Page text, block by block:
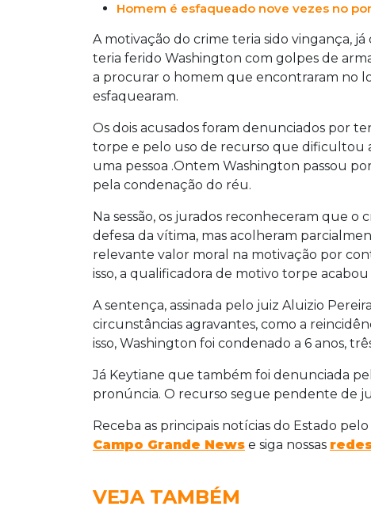
Homem é esfaqueado nove vezes no
A motivação do crime teria sido vingança,
teria ferido Washington com golpes de
a procurar o homem que encontraram no
esfaquearam.
Os dois acusados foram denunciados por
torpe e pelo uso de recurso que dificultou
uma pessoa .Ontem Washington passou
pela condenação do réu.
Na sessão, os jurados reconheceram que
defesa da vítima, mas acolheram
relevante valor moral na motivação por
isso, a qualificadora de motivo torpe
A sentença, assinada pelo juiz Aluizio
circunstâncias agravantes, como a
isso, Washington foi condenado a 6 anos,
Já Keytiane que também foi denunciada
pronúncia. O recurso segue pendente de
Receba as principais notícias do Estado
Campo Grande News e siga nossas
VEJA TAMBÉM